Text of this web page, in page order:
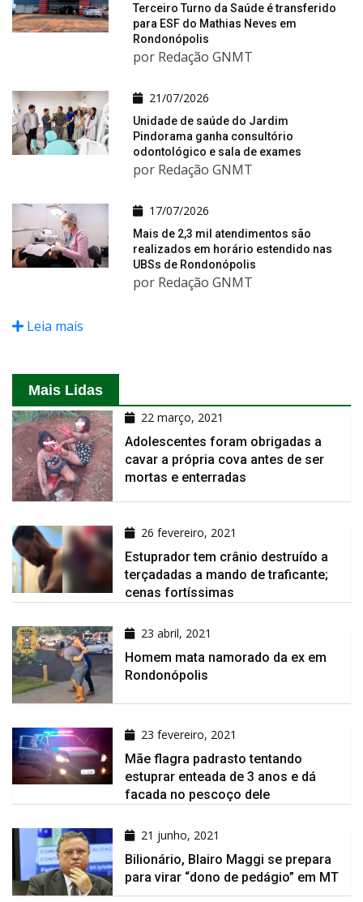
Terceiro Turno da Saúde é transferido
para ESF do Mathias Neves em
Rondonópolis
por Redação GNMT
21/07/2026
Unidade de saúde do Jardim
Pindorama ganha consultório
odontológico e sala de exames
por Redação GNMT
17/07/2026
Mais de 2,3 mil atendimentos são
realizados em horário estendido nas
UBSs de Rondonópolis
por Redação GNMT
Leia mais
Mais Lidas
22 março, 2021
Adolescentes foram obrigadas a
cavar a própria cova antes de ser
mortas e enterradas
26 fevereiro, 2021
Estuprador tem crânio destruído a
terçadadas a mando de traficante;
cenas fortíssimas
23 abril, 2021
Homem mata namorado da ex em
Rondonópolis
23 fevereiro, 2021
Mãe flagra padrasto tentando
estuprar enteada de 3 anos e dá
facada no pescoço dele
21 junho, 2021
Bilionário, Blairo Maggi se prepara
para virar “dono de pedágio” em MT